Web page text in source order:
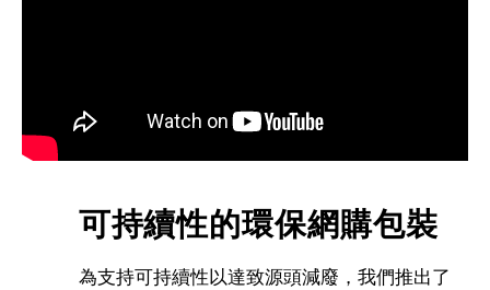
可持續性的環保網購包裝
為支持可持續性以達致源頭減廢，我們推出了